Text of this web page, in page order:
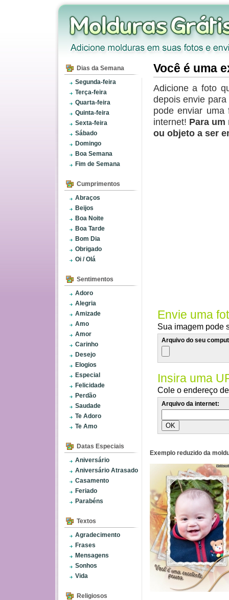
Dias da Semana
Segunda-feira
Terça-feira
Quarta-feira
Quinta-feira
Sexta-feira
Sábado
Domingo
Boa Semana
Fim de Semana
Cumprimentos
Abraços
Beijos
Boa Noite
Boa Tarde
Bom Dia
Obrigado
Oi / Olá
Sentimentos
Adoro
Alegria
Amizade
Amo
Amor
Carinho
Desejo
Elogios
Especial
Felicidade
Perdão
Saudade
Te Adoro
Te Amo
Datas Especiais
Aniversário
Aniversário Atrasado
Casamento
Feriado
Parabéns
Textos
Agradecimento
Frases
Mensagens
Sonhos
Vida
Religiosos
Você é uma
Adicione a foto
depois envie
pode enviar
internet! Para
ou objeto a ser
Envie uma
Sua imagem pode
Arquivo do seu
Insira uma
Cole o endereço
Arquivo da internet:
Exemplo reduzido da